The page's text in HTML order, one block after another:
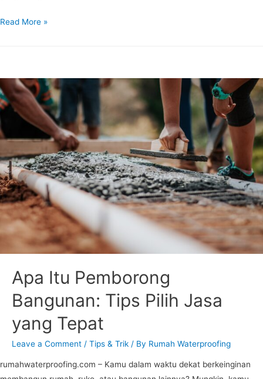
Read More »
Apa Itu Pemborong
Bangunan: Tips Pilih Jasa
yang Tepat
Leave a Comment / Tips & Trik / By Rumah Waterproofing
rumahwaterproofing.com – Kamu dalam waktu dekat berkeinginan